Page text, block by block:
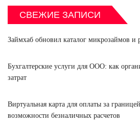
СВЕЖИЕ ЗАПИСИ
Займхаб обновил каталог микрозаймов и
Бухгалтерские услуги для ООО: как
затрат
Виртуальная карта для оплаты за
возможности безналичных расчетов